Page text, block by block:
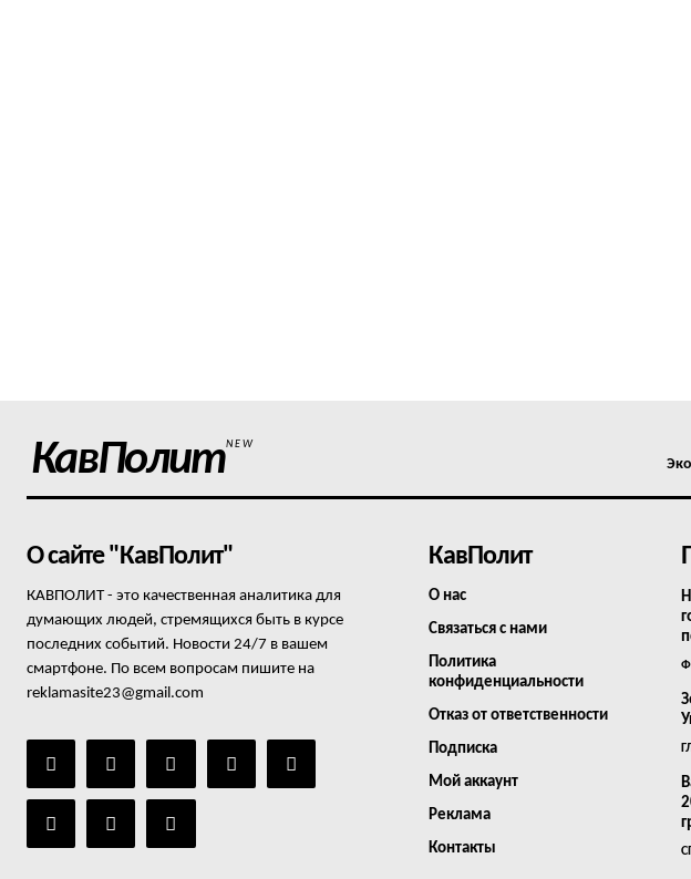
КавПолитNEW
О сайте "КавПолит"
КАВПОЛИТ - это качественная аналитика для
думающих людей, стремящихся быть в курсе
последних событий. Новости 24/7 в вашем
смартфоне. По всем вопросам пишите на
reklamasite23@gmail.com
КавПолит
О нас
Связаться с нами
Политика
конфиденциальности
Отказ от ответственности
Подписка
Мой аккаунт
Реклама
Контакты